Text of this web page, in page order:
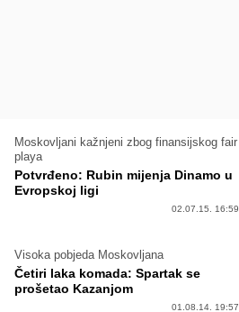
Moskovljani kažnjeni zbog finansijskog fair
playa
Potvrđeno: Rubin mijenja Dinamo u
Evropskoj ligi
02.07.15. 16:59
Visoka pobjeda Moskovljana
Četiri laka komada: Spartak se
prošetao Kazanjom
01.08.14. 19:57